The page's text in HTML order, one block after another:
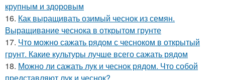
крупным и здоровым
16. Как выращивать озимый чеснок из семян.
Выращивание чеснока в открытом грунте
17. Что можно сажать рядом с чесноком в открытый
грунт. Какие культуры лучше всего сажать рядом
18. Можно ли сажать лук и чеснок рядом. Что собой